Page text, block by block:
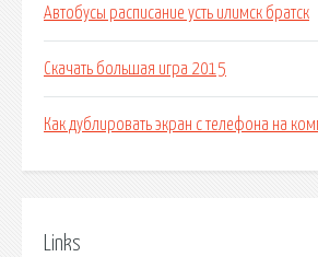
Автобусы расписание усть илимск братск
Скачать большая игра 2015
Как дублировать экран с телефона на
Links